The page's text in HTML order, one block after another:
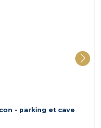
- parking et cave